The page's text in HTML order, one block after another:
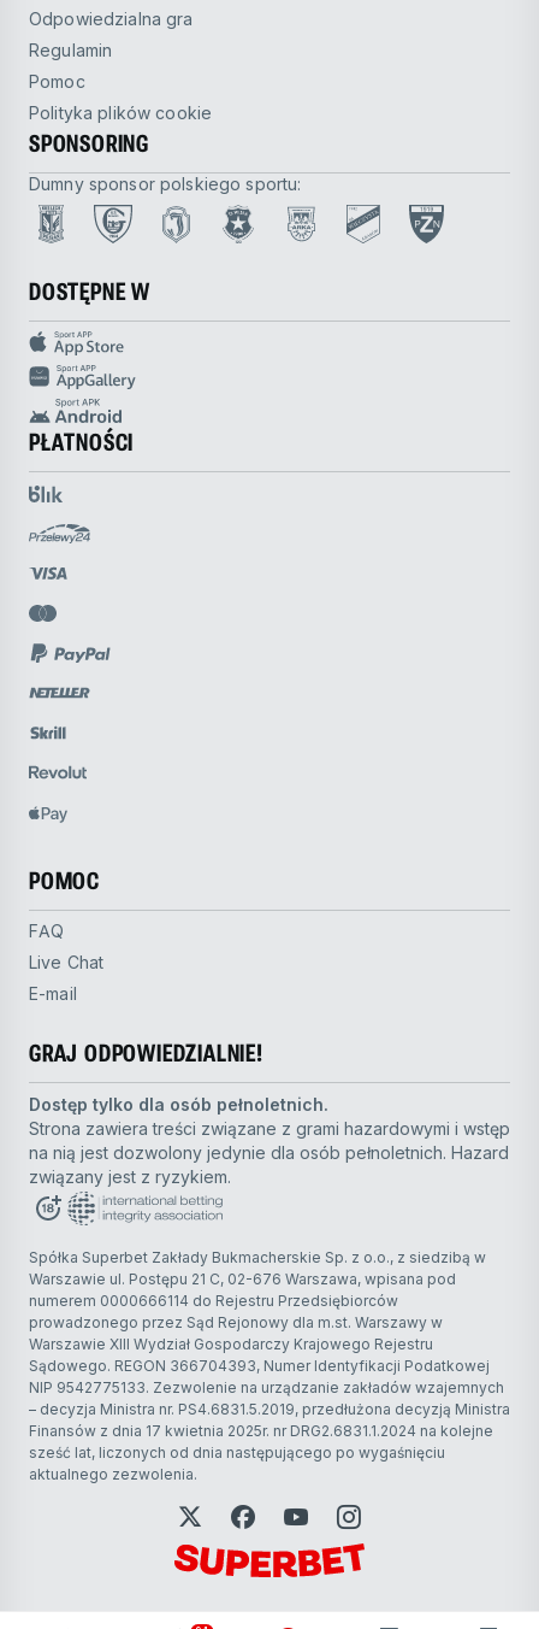
Odpowiedzialna gra
Regulamin
Pomoc
Polityka plików cookie
SPONSORING
Dumny sponsor polskiego sportu:
DOSTĘPNE W
PŁATNOŚCI
POMOC
FAQ
Live Chat
E-mail
GRAJ ODPOWIEDZIALNIE!
Dostęp tylko dla osób pełnoletnich.
Strona zawiera treści związane z grami hazardowymi i wstęp
na nią jest dozwolony jedynie dla osób pełnoletnich. Hazard
związany jest z ryzykiem.
Spółka Superbet Zakłady Bukmacherskie Sp. z o.o., z siedzibą w
Warszawie ul. Postępu 21 C, 02-676 Warszawa, wpisana pod
numerem 0000666114 do Rejestru Przedsiębiorców
prowadzonego przez Sąd Rejonowy dla m.st. Warszawy w
Warszawie XIII Wydział Gospodarczy Krajowego Rejestru
Sądowego. REGON 366704393, Numer Identyfikacji Podatkowej
NIP 9542775133. Zezwolenie na urządzanie zakładów wzajemnych
– decyzja Ministra nr. PS4.6831.5.2019, przedłużona decyzją Ministra
Finansów z dnia 17 kwietnia 2025r. nr DRG2.6831.1.2024 na kolejne
sześć lat, liczonych od dnia następującego po wygaśnięciu
aktualnego zezwolenia.